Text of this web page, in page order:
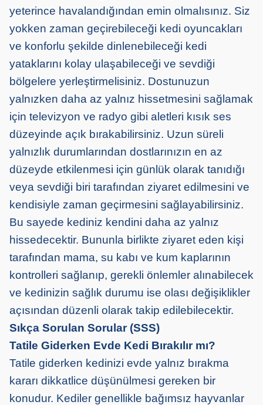
yeterince havalandığından emin olmalısınız. Siz
yokken zaman geçirebileceği kedi oyuncakları
ve konforlu şekilde dinlenebileceği kedi
yataklarını kolay ulaşabileceği ve sevdiği
bölgelere yerleştirmelisiniz. Dostunuzun
yalnızken daha az yalnız hissetmesini sağlamak
için televizyon ve radyo gibi aletleri kısık ses
düzeyinde açık bırakabilirsiniz. Uzun süreli
yalnızlık durumlarından dostlarınızın en az
düzeyde etkilenmesi için günlük olarak tanıdığı
veya sevdiği biri tarafından ziyaret edilmesini ve
kendisiyle zaman geçirmesini sağlayabilirsiniz.
Bu sayede kediniz kendini daha az yalnız
hissedecektir. Bununla birlikte ziyaret eden kişi
tarafından mama, su kabı ve kum kaplarının
kontrolleri sağlanıp, gerekli önlemler alınabilecek
ve kedinizin sağlık durumu ise olası değişiklikler
açısından düzenli olarak takip edilebilecektir.
Sıkça Sorulan Sorular (SSS)
Tatile Giderken Evde Kedi Bırakılır mı?
Tatile giderken kedinizi evde yalnız bırakma
kararı dikkatlice düşünülmesi gereken bir
konudur. Kediler genellikle bağımsız hayvanlar